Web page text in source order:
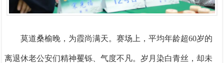
莫道桑榆晚，为霞尚满天。赛场上，平均年龄超60岁的
离退休老公安们精神矍铄、气度不凡。岁月染白青丝，却未